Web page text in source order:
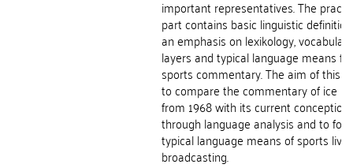
important representatives. The
part contains basic linguistic
an emphasis on lexikology, vocabulary
layers and typical language means for
sports commentary. The aim of this
to compare the commentary of ice
from 1968 with its current conception
through language analysis and to
typical language means of sports live
broadcasting.